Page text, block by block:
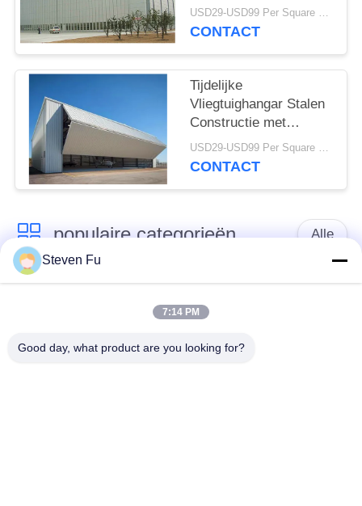
A36 staal
USD29-USD99 Per Square Meter MOQ:500 vierkante meter
CONTACT
Tijdelijke
Vliegtuighangar Stalen
Constructie met
Liftdeur
USD29-USD99 Per Square Meter MOQ:500 vierkante meter
CONTACT
populaire categorieën Alle
stalen structuur
De Workshop van de
staalstructuur
de bouw van de
De vervaardiging van
Steven Fu
7:14 PM
Good day, what product are you looking for?